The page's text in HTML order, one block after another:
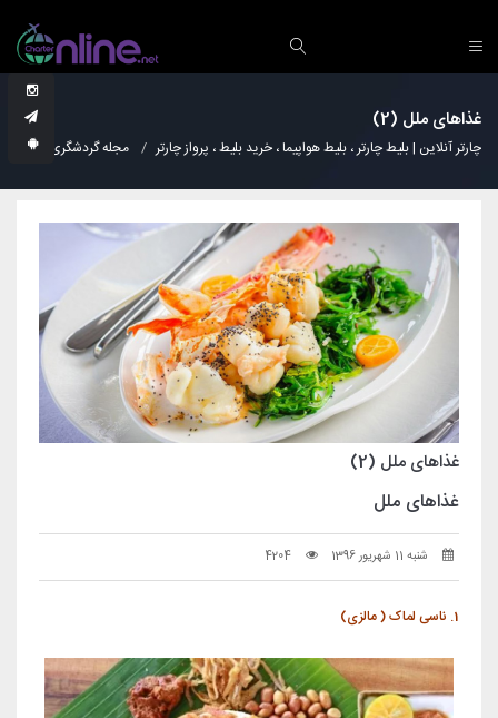
غذاهای ملل (2)
چارتر آنلاین | بلیط چارتر ، بلیط هواپیما ، خرید بلیط ، پرواز چارتر مجله گردشگری
غذاهای ملل (2)
غذاهای ملل
شنبه 11 شهریور 1396 4204
1. ناسی لماک ( مالزی)